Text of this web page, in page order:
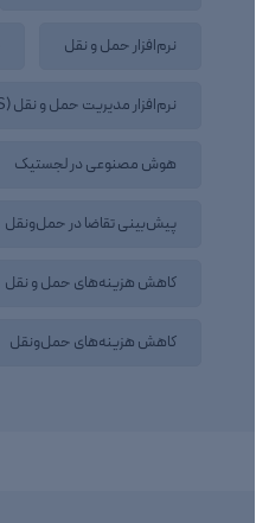
نرم‌افزار حمل‌ و نقل
نرم‌افزار مدیریت حمل‌ و نقل (TMS)
هوش مصنوعی در لجستیک
پیش‌بینی تقاضا در حمل‌ونقل
کاهش هزینه‌های حمل و نقل
کاهش هزینه‌های حمل‌ونقل